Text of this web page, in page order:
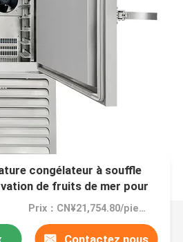
congélateur à souffle
de fruits de mer pour
Prix：CN¥21,754.80/pieces 1-9 pieces
Contactez nous